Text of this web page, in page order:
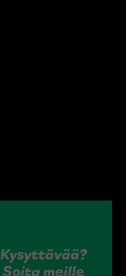
Kysyttävää?
Soita meille